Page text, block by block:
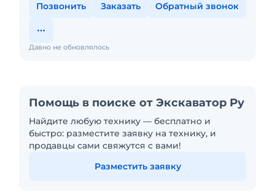
Позвонить Заказать Обратный звонок
Давно не обновлялось
Помощь в поиске от Экскаватор Ру
Найдите любую технику — бесплатно и
быстро: разместите заявку на технику, и
продавцы сами свяжутся с вами!
Разместить заявку